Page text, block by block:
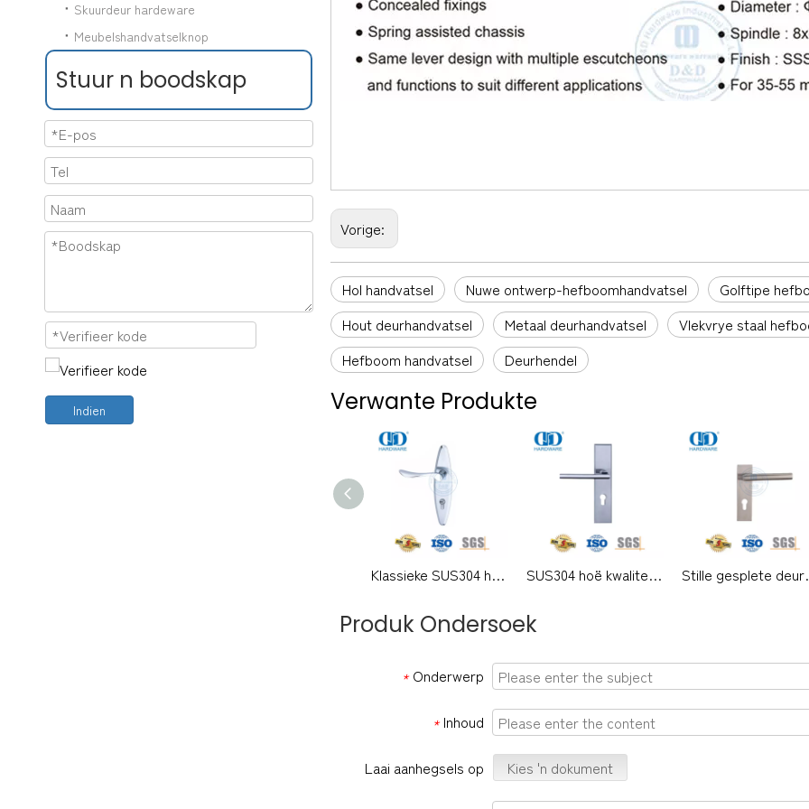
Skuurdeur hardeware
Meubelshandvatselknop
Stuur n boodskap
Indien
Vorige:
Hol handvatsel Nuwe ontwerp-hefboomhandvatsel Golftipe
Hout deurhandvatsel
Metaal deurhandvatsel Vlekvrye staal
Hefboom handvatsel
Deurhendel
Verwante Produkte
Klassieke SUS304 hoë kwaliteit moderne buitedeur soliede handvatsels hefboom met agterplaat-DDLP002 SUS304 hoë kwaliteit moderne hefboomhandvatsel met plaat vir kantoordeur-DDLP001 Stille gesplete
Produk Ondersoek
* Onderwerp
* Inhoud
Laai aanhegsels op Kies 'n dokument